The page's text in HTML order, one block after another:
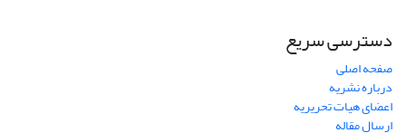
دسترسی سریع
صفحه اصلی
درباره نشریه
اعضای هیات تحریریه
ارسال مقاله